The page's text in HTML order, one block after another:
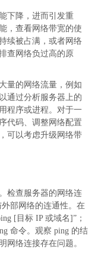
下降，进而引发重
，查看网络带宽的使
续被占满，或者网络
查网络负过高的原
量的网络流量，例如
通过分析服务器上的
程序或进程。对于一
代码、调整网络配置
可以考虑升级网络带
检查服务器的网络连
部网络的连通性。在
[目标 IP 或域名]”；
命令。观察 ping 的结
网络连接存在问题。